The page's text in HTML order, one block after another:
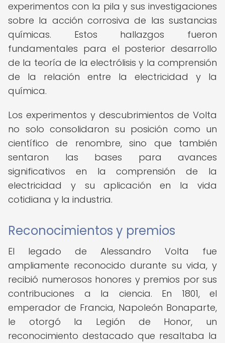
experimentos con la pila y sus investigaciones
sobre la acción corrosiva de las sustancias
químicas. Estos hallazgos fueron
fundamentales para el posterior desarrollo
de la teoría de la electrólisis y la comprensión
de la relación entre la electricidad y la
química.
Los experimentos y descubrimientos de Volta
no solo consolidaron su posición como un
científico de renombre, sino que también
sentaron las bases para avances
significativos en la comprensión de la
electricidad y su aplicación en la vida
cotidiana y la industria.
Reconocimientos y premios
El legado de Alessandro Volta fue
ampliamente reconocido durante su vida, y
recibió numerosos honores y premios por sus
contribuciones a la ciencia. En 1801, el
emperador de Francia, Napoleón Bonaparte,
le otorgó la Legión de Honor, un
reconocimiento destacado que resaltaba la